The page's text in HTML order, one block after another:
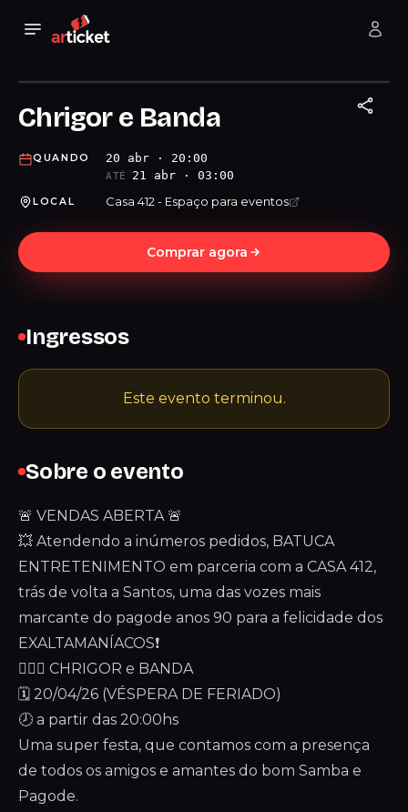
Chrigor e Banda
QUANDO 20 abr · 20:00
ATÉ 21 abr · 03:00
LOCAL Casa 412 - Espaço para eventos
Comprar agora
Sobre o evento
🚨 VENDAS ABERTA 🚨
💥 Atendendo a inúmeros pedidos, BATUCA
ENTRETENIMENTO em parceria com a CASA 412,
trás de volta a Santos, uma das vozes mais
marcante do pagode anos 90 para a felicidade dos
EXALTAMANÍACOS❗
🙅🏼‍♂️ CHRIGOR e BANDA
🗓️ 20/04/26 (VÉSPERA DE FERIADO)
🕗 a partir das 20:00hs
Uma super festa, que contamos com a presença
de todos os amigos e amantes do bom Samba e
Pagode.
Ingressos
Este evento terminou.